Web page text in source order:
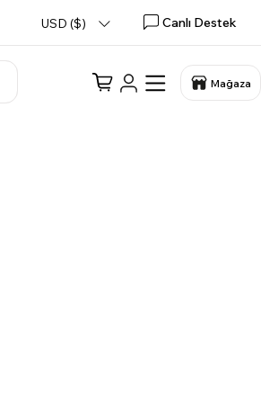
USD ($) Canlı Destek
Mağaza